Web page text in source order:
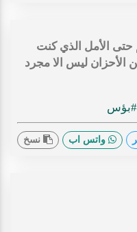
حتى الأمل الذي كنت
الأحزان ليس الا مجرد
#بؤس
واتس اب نسخ